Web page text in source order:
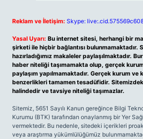
Reklam ve İletişim: Skype:
Yasal Uyarı: Bu internet sitesi, herhangi bir
şirketi ile hiçbir bağlantısı bulunmamaktadır.
hazırladığımız makaleler paylaşılmaktadır.
haber niteliği taşımamakta olup, gerçek
paylaşım yapılmamaktadır. Gerçek kurum ve
benzerlikleri tamamen tesadüfidir.
halindedir ve tavsiye niteliği taşımazlar.
Sitemiz, 5651 Sayılı Kanun gereğince Bilgi
Kurumu (BTK) tarafından onaylanmış bir Yer
vermektedir. Bu nedenle, sitedeki içerikleri
veya araştırma yükümlülüğümüz